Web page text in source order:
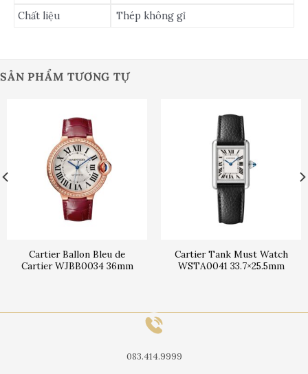
Chất liệu
Thép không gỉ
SẢN PHẨM TƯƠNG TỰ
Cartier Ballon Bleu de
Cartier WJBB0034 36mm
Cartier Tank Must Watch
WSTA0041 33.7×25.5mm
083.414.9999